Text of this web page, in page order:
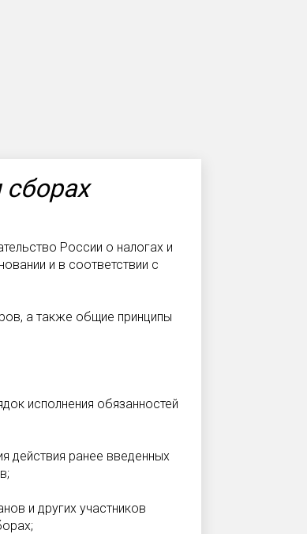
сборах
России о налогах и
и в соответствии с
а также общие принципы
исполнения обязанностей
действия ранее введенных
и других участников